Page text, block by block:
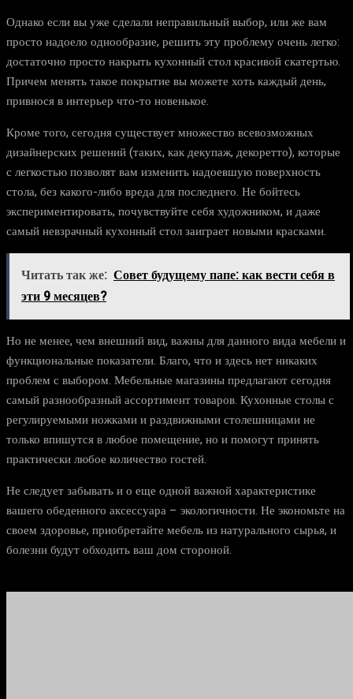
Однако если вы уже сделали неправильный выбор, или же вам
просто надоело однообразие, решить эту проблему очень легко:
достаточно просто накрыть кухонный стол красивой скатертью.
Причем менять такое покрытие вы можете хоть каждый день,
привнося в интерьер что-то новенькое.
Кроме того, сегодня существует множество всевозможных
дизайнерских решений (таких, как декупаж, декоретто), которые
с легкостью позволят вам изменить надоевшую поверхность
стола, без какого-либо вреда для последнего. Не бойтесь
экспериментировать, почувствуйте себя художником, и даже
самый невзрачный кухонный стол заиграет новыми красками.
Читать так же: Совет будущему папе: как вести себя в
эти 9 месяцев?
Но не менее, чем внешний вид, важны для данного вида мебели и
функциональные показатели. Благо, что и здесь нет никаких
проблем с выбором. Мебельные магазины предлагают сегодня
самый разнообразный ассортимент товаров. Кухонные столы с
регулируемыми ножками и раздвижными столешницами не
только впишутся в любое помещение, но и помогут принять
практически любое количество гостей.
Не следует забывать и о еще одной важной характеристике
вашего обеденного аксессуара – экологичности. Не экономьте на
своем здоровье, приобретайте мебель из натурального сырья, и
болезни будут обходить ваш дом стороной.